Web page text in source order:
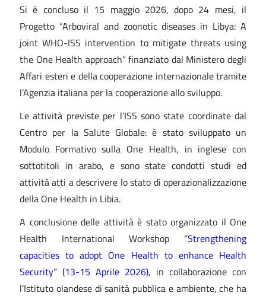
Si è concluso il 15 maggio 2026, dopo 24 mesi, il
Progetto “Arboviral and zoonotic diseases in Libya: A
joint WHO-ISS intervention to mitigate threats using
the One Health approach” finanziato dal Ministero degli
Affari esteri e della cooperazione internazionale tramite
l’Agenzia italiana per la cooperazione allo sviluppo.
Le attività previste per l’ISS sono state coordinate dal
Centro per la Salute Globale: è stato sviluppato un
Modulo Formativo sulla One Health, in inglese con
sottotitoli in arabo, e sono state condotti studi ed
attività atti a descrivere lo stato di operazionalizzazione
della One Health in Libia.
A conclusione delle attività è stato organizzato il One
Health International Workshop “Strengthening
capacities to adopt One Health to enhance Health
Security” (13-15 Aprile 2026), in collaborazione con
l’Istituto olandese di sanità pubblica e ambiente, che ha